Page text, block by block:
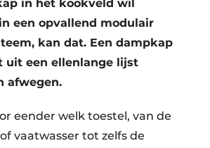
in het kookveld wil
een opvallend modulair
kan dat. Een dampkap
uit een ellenlange lijst
afwegen.
eender welk toestel, van de
vaatwasser tot zelfs de